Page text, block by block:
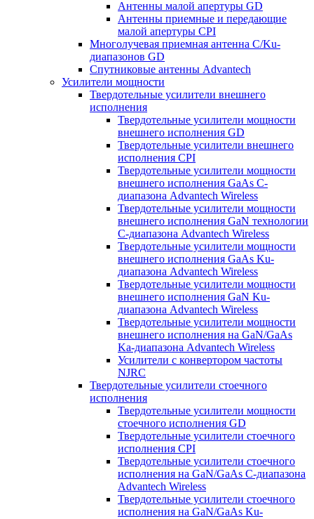
Антенны малой апертуры GD
Антенны приемные и передающие
малой апертуры CPI
Многолучевая приемная антенна С/Ku-
диапазонов GD
Спутниковые антенны Advantech
Усилители мощности
Твердотельные усилители внешнего
исполнения
Твердотельные усилители мощности
внешнего исполнения GD
Твердотельные усилители внешнего
исполнения CPI
Твердотельные усилители мощности
внешнего исполнения GaAs С-
диапазона Advantech Wireless
Твердотельные усилители мощности
внешнего исполнения GaN технологии
С-диапазона Advantech Wireless
Твердотельные усилители мощности
внешнего исполнения GaAs Ku-
диапазона Advantech Wireless
Твердотельные усилители мощности
внешнего исполнения GaN Ku-
диапазона Advantech Wireless
Твердотельные усилители мощности
внешнего исполнения на GaN/GaAs
Ka-диапазона Advantech Wireless
Усилители с конвертором чаcтоты
NJRC
Твердотельные усилители стоечного
исполнения
Твердотельные усилители мощности
стоечного исполнения GD
Твердотельные усилители стоечного
исполнения CPI
Твердотельные усилители стоечного
исполнения на GaN/GaAs С-диапазона
Advantech Wireless
Твердотельные усилители стоечного
исполнения на GaN/GaAs Ku-